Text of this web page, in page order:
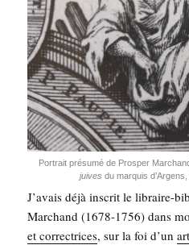
Por­trait pré­su­mé de Pros­per
juives du mar­quis
J’avais déjà ins­crit le libraire-
Mar­chand (1678-1756) dans
et cor­rec­trices, sur la foi d’un